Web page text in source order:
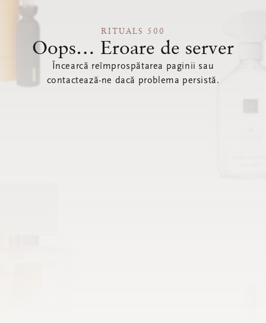
RITUALS 500
Oops… Eroare de server
Încearcă reîmprospătarea paginii sau
contactează-ne dacă problema persistă.